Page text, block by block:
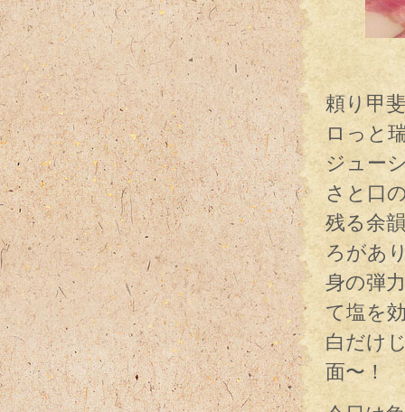
き
頼り甲
ロっと
ジュー
さと口
残る余
ろがあ
身の弾
て塩を
白だけ
面〜！